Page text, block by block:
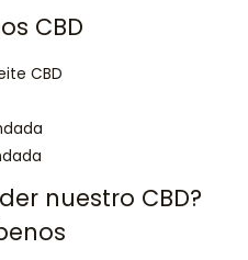
CBD
CBD
nuestro CBD?